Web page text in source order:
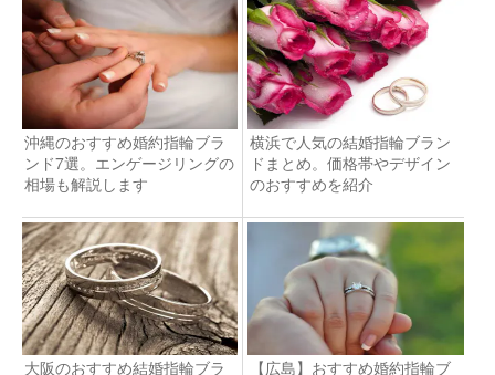
沖縄のおすすめ婚約指輪ブラ
ンド7選。エンゲージリングの
相場も解説します
横浜で人気の結婚指輪ブラン
ドまとめ。価格帯やデザイン
のおすすめを紹介
大阪のおすすめ結婚指輪ブラ
【広島】おすすめ婚約指輪ブ